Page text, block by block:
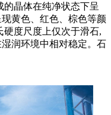
的晶体在纯净状态下呈
黄色、红色、棕色等颜
硬度尺度上仅次于滑石,
润环境中相对稳定。石